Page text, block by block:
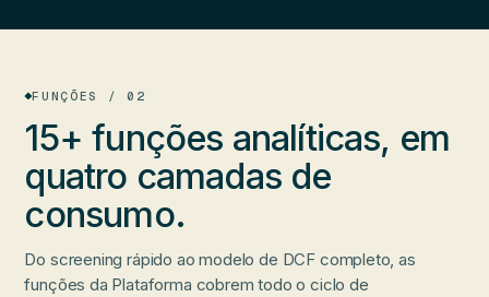
FUNÇÕES / 02
15+ funções analíticas, em
quatro camadas de
consumo.
Do screening rápido ao modelo de DCF completo, as
funções da Plataforma cobrem todo o ciclo de